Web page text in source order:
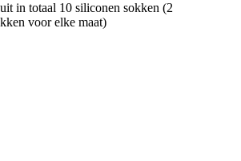
uit in totaal 10 siliconen sokken (2
voor elke maat)